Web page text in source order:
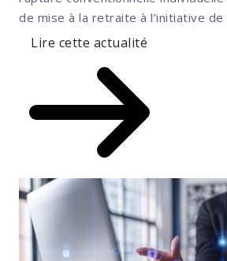
de mise à la retraite à l’initiative de
Lire cette actualité